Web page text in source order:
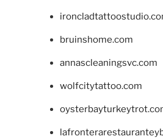
bruinshome.com
annascleaningsvc.com
wolfcitytattoo.com